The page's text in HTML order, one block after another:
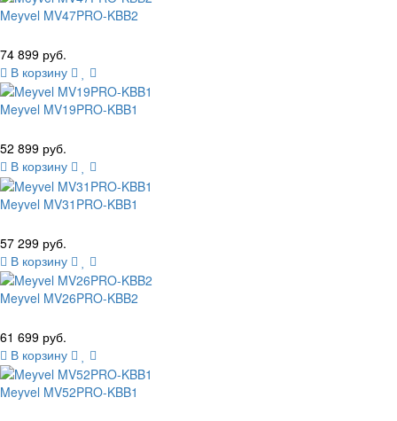
Meyvel MV47PRO-KBB2
74 899 руб.
В корзину
Meyvel MV19PRO-KBB1
52 899 руб.
В корзину
Meyvel MV31PRO-KBB1
57 299 руб.
В корзину
Meyvel MV26PRO-KBB2
61 699 руб.
В корзину
Meyvel MV52PRO-KBB1